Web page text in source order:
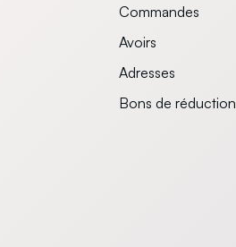
Commandes
Avoirs
Adresses
Bons de réduction